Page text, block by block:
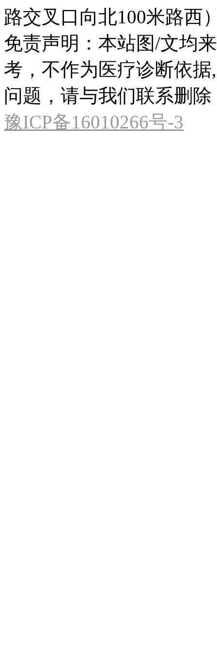
路交叉口向北100米路西
免责声明：本站图/文均
考，不作为医疗诊断依
问题，请与我们联系删除
豫ICP备16010266号-3